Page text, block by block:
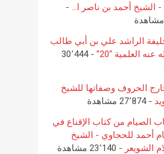
-
الراشد علي بن أبي طالب
العلمية “20”
- 30٬444
الحروف وصفاتها للشيخ
- 27٬874 مشاهدة
الصيام من كتاب الإقناع في
أحمد للحجاوي - الشيخ
الشويعر - 23٬140 مشاهدة